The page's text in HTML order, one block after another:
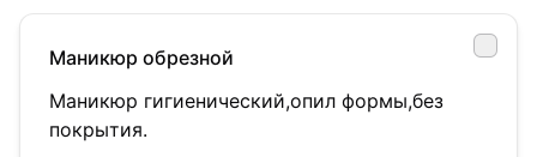
Маникюр обрезной
Маникюр гигиенический,опил формы,без
покрытия.